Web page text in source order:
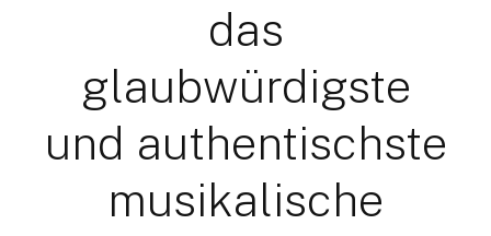
das
glaubwürdigste
und authentischste
musikalische